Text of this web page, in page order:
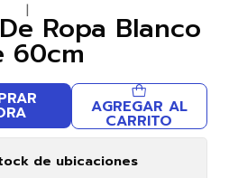
| Ropa Blanco
60cm
AGREGAR AL
CARRITO
de ubicaciones